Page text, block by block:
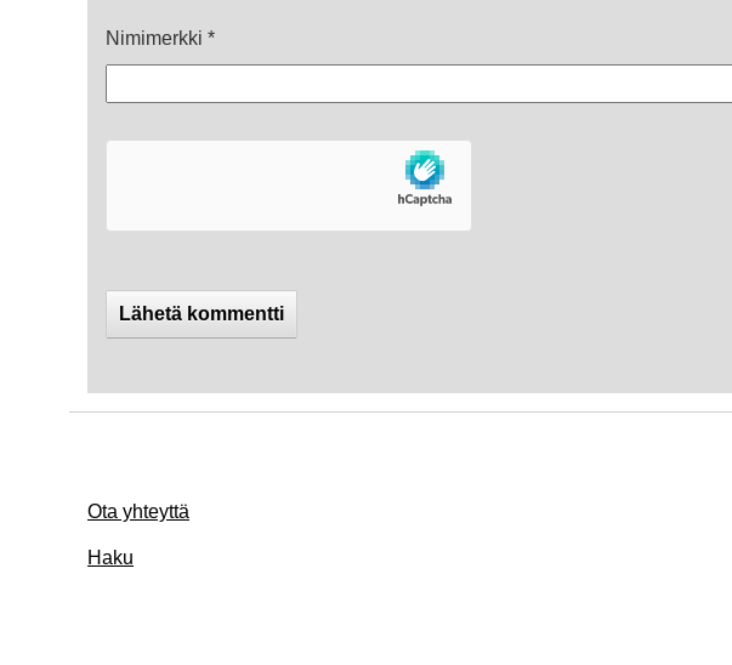
Nimimerkki *
Ota yhteyttä
Haku